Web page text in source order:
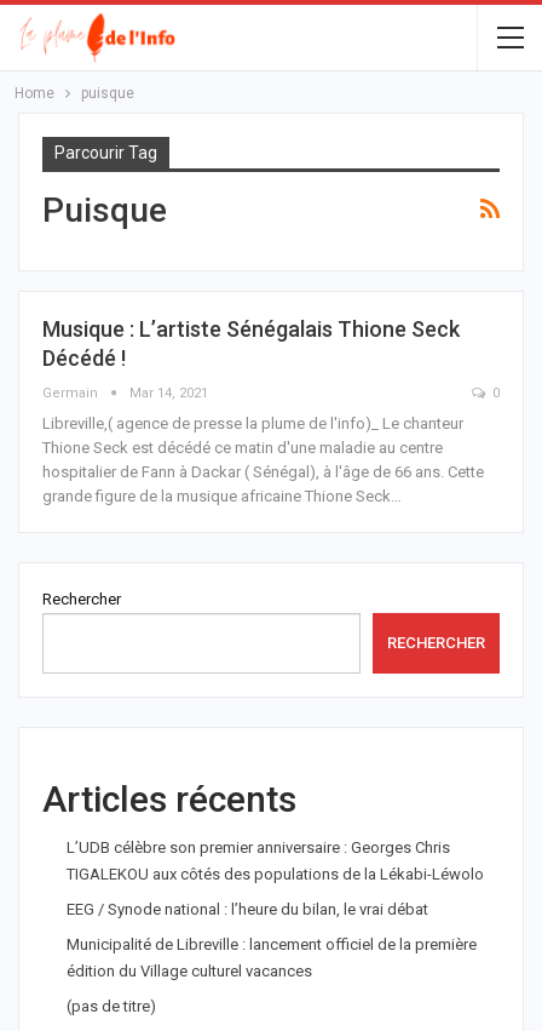
Home puisque
Parcourir Tag
Puisque
Musique : L’artiste Sénégalais Thione Seck
Décédé !
Germain Mar 14, 2021 0
Libreville,( agence de presse la plume de l'info)_ Le chanteur
Thione Seck est décédé ce matin d'une maladie au centre
hospitalier de Fann à Dackar ( Sénégal), à l'âge de 66 ans. Cette
grande figure de la musique africaine Thione Seck…
Rechercher
RECHERCHER
Articles récents
L’UDB célèbre son premier anniversaire : Georges Chris
TIGALEKOU aux côtés des populations de la Lékabi-Léwolo
EEG / Synode national : l’heure du bilan, le vrai débat
Municipalité de Libreville : lancement officiel de la première
édition du Village culturel vacances
(pas de titre)